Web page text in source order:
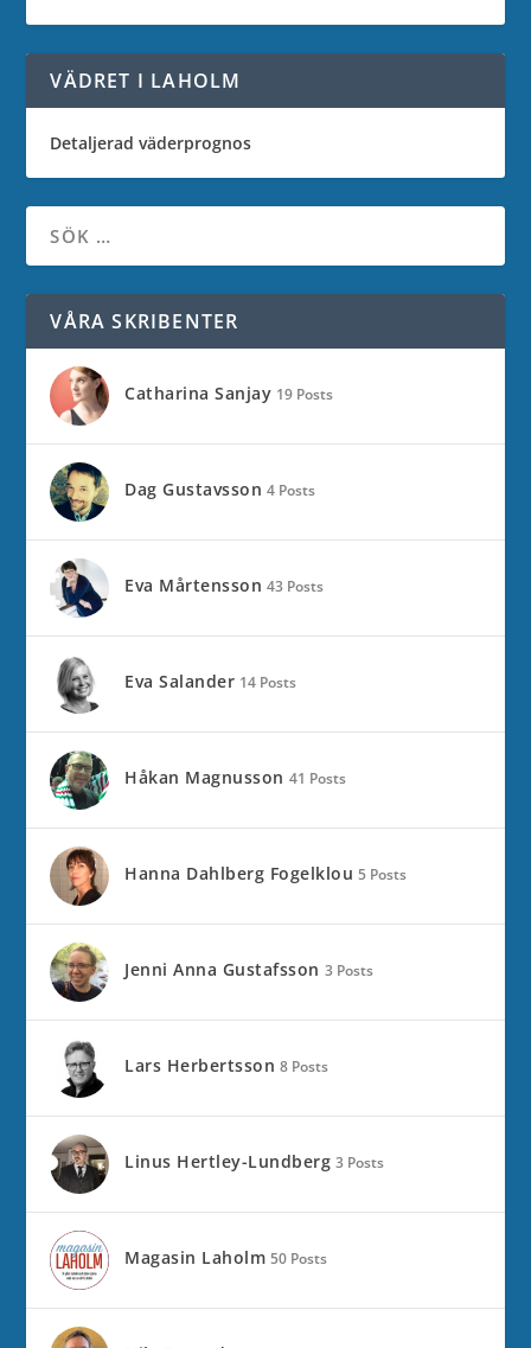
VÄDRET I LAHOLM
Detaljerad väderprognos
VÅRA SKRIBENTER
Catharina Sanjay 19 Posts
Dag Gustavsson 4 Posts
Eva Mårtensson 43 Posts
Eva Salander 14 Posts
Håkan Magnusson 41 Posts
Hanna Dahlberg Fogelklou 5 Posts
Jenni Anna Gustafsson 3 Posts
Lars Herbertsson 8 Posts
Linus Hertley-Lundberg 3 Posts
Magasin Laholm 50 Posts